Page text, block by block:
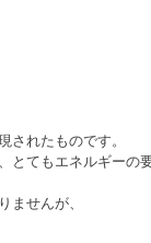
れたものです。
とてもエネルギーの
せんが、